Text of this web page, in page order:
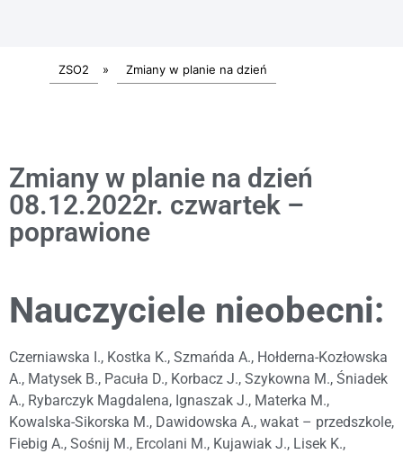
ZSO2 » Zmiany w planie na dzień
Zmiany w planie na dzień
08.12.2022r. czwartek –
poprawione
Nauczyciele nieobecni:
Czerniawska I., Kostka K., Szmańda A., Hołderna-Kozłowska
A., Matysek B., Pacuła D., Korbacz J., Szykowna M., Śniadek
A., Rybarczyk Magdalena, Ignaszak J., Materka M.,
Kowalska-Sikorska M., Dawidowska A., wakat – przedszkole,
Fiebig A., Sośnij M., Ercolani M., Kujawiak J., Lisek K.,